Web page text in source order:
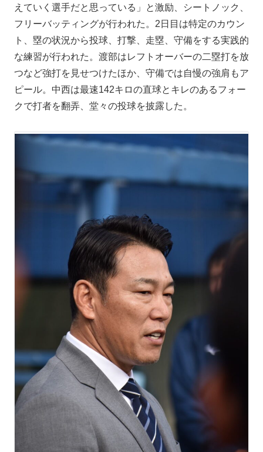
えていく選手だと思っている」と激励、シートノック、
フリーバッティングが行われた。2日目は特定のカウン
ト、塁の状況から投球、打撃、走塁、守備をする実践的
な練習が行われた。渡部はレフトオーバーの二塁打を放
つなど強打を見せつけたほか、守備では自慢の強肩もア
ピール。中西は最速142キロの直球とキレのあるフォー
クで打者を翻弄、堂々の投球を披露した。